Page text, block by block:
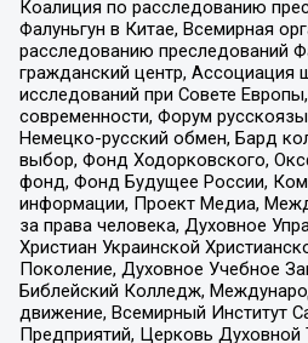
Коалиция по расследованию
Фалуньгун в Китае, Всемирная
расследованию преследований
гражданский центр, Ассоциация
исследований при Совете
современности, Форум
Немецко-русский обмен, Бард
выбор, Фонд Ходорковского,
фонд, Фонд Будущее России,
информации, Проект Медиа,
за права человека, Духовное
Христиан Украинской
Поколение, Духовное Учебное
Библейский Колледж,
движение, Всемирный Институт
Предприятий, Церковь Духовной